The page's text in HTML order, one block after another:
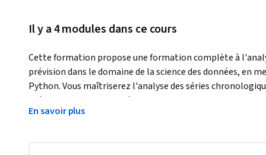
Il y a 4 modules dans ce cours
Cette formation propose une formation complète à
prévision dans le domaine de la science des données,
Python. Vous maîtriserez l'analyse des séries
prétraitement des données, ce qui vous permettra de
tous les secteurs d'activité.
En savoir plus